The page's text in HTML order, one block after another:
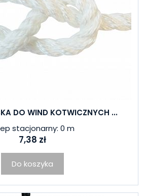
DO WIND KOTWICZNYCH ...
stacjonarny: 0 m
7,38 zł
Do koszyka